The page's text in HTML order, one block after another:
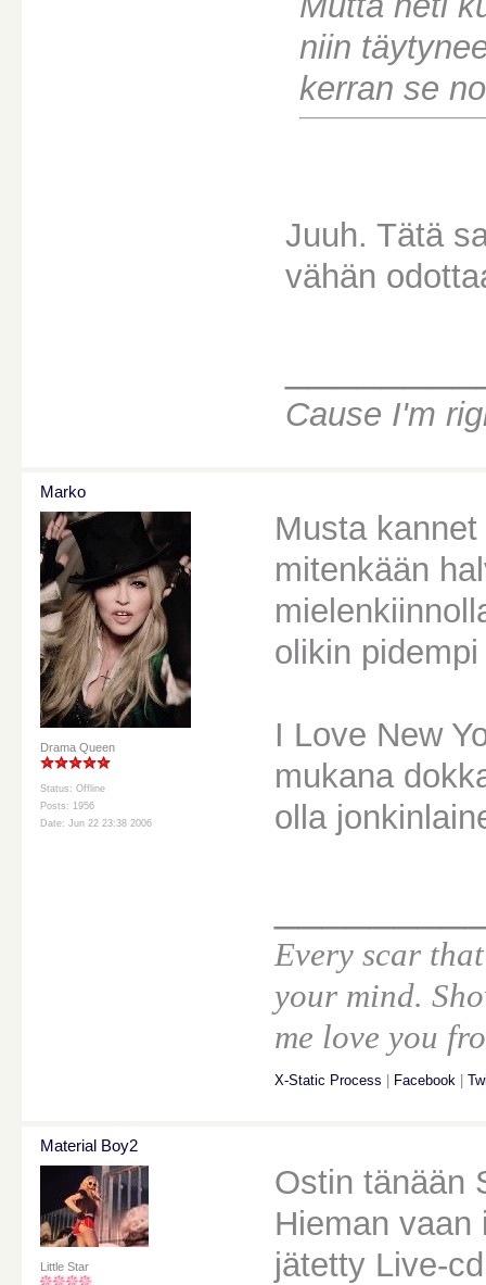
niin
kerran se
Juuh. Tätä
vähän
Cause I'm
Marko
Drama Queen
Status: Offline
Posts: 1956
Date: Jun 22 23:38 2006
Musta
mitenkään
olikin
I Love New
mukana
olla
Every scar
your mind.
me love you
X-Static Process Facebook
Material Boy2
Little Star
Ostin tänään
Hieman
jätetty Live-